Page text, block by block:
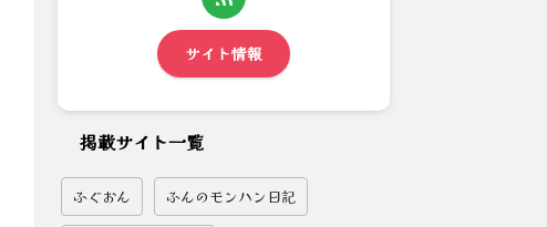
【モンハンワイルズ】敵が弱す
ぎるからわざわざ食材集めて...
サイト情報
掲載サイト一覧
ふぐおん ふんのモンハン日記